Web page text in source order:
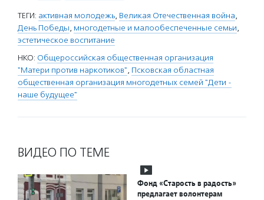
ТЕГИ: активная молодежь, Великая Отечественная война,
День Победы, многодетные и малообеспеченные семьи,
эстетическое воспитание
НКО: Общероссийская общественная организация
"Матери против наркотиков", Псковская областная
общественная организация многодетных семей "Дети -
наше будущее"
ВИДЕО ПО ТЕМЕ
Фонд «Старость в радость»
предлагает волонтерам